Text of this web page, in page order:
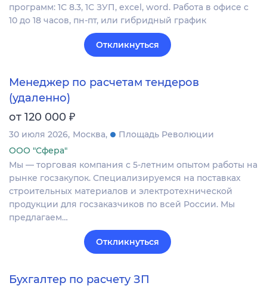
программ: 1С 8.3, 1С ЗУП, excel, word. Работа в офисе с
10 до 18 часов, пн-пт, или гибридный график
Откликнуться
Менеджер по расчетам тендеров
(удаленно)
от 120 000 ₽
30 июля 2026 Москва
Площадь Революции
ООО "Сфера"
Мы — торговая компания с 5-летним опытом работы на
рынке госзакупок. Специализируемся на поставках
строительных материалов и электротехнической
продукции для госзаказчиков по всей России. Мы
предлагаем…
Откликнуться
Бухгалтер по расчету ЗП